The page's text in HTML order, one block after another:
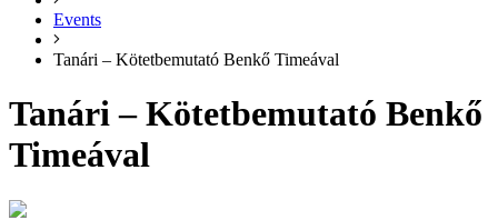
Events
Tanári – Kötetbemutató Benkő Timeával
Tanári – Kötetbemutató Benkő
Timeával